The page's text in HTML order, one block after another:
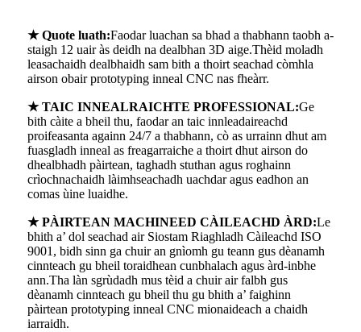
★ Quote luath:Faodar luachan sa bhad a thabhann taobh a-
staigh 12 uair às deidh na dealbhan 3D aige.Thèid moladh
leasachaidh dealbhaidh sam bith a thoirt seachad còmhla
airson obair prototyping inneal CNC nas fheàrr.
★ TAIC INNEALRAICHTE PROFESSIONAL:Ge
bith càite a bheil thu, faodar an taic innleadaireachd
proifeasanta againn 24/7 a thabhann, cò as urrainn dhut am
fuasgladh inneal as freagarraiche a thoirt dhut airson do
dhealbhadh pàirtean, taghadh stuthan agus roghainn
crìochnachaidh làimhseachadh uachdar agus eadhon an
comas ùine luaidhe.
★ PÀIRTEAN MACHINEED CÀILEACHD ÀRD:Le
bhith a’ dol seachad air Siostam Riaghladh Càileachd ISO
9001, bidh sinn ga chuir an gnìomh gu teann gus dèanamh
cinnteach gu bheil toraidhean cunbhalach agus àrd-inbhe
ann.Tha làn sgrùdadh mus tèid a chuir air falbh gus
dèanamh cinnteach gu bheil thu gu bhith a’ faighinn
pàirtean prototyping inneal CNC mionaideach a chaidh
iarraidh.